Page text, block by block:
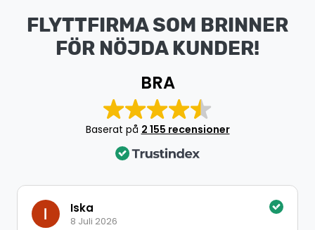
FLYTTFIRMA SOM BRINNER
FÖR NÖJDA KUNDER!
BRA
Baserat på 2 155 recensioner
Iska
8 Juli 2026